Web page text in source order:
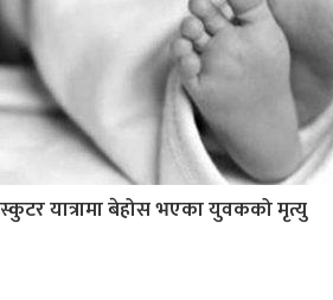
स्कुटर यात्रामा बेहोस भएका युवकको मृत्यु